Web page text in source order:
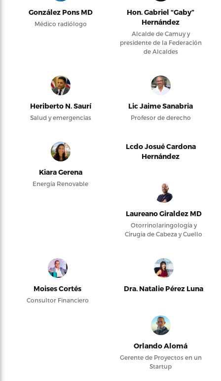
González Pons MD
Médico radiólogo
Hon. Gabriel “Gaby”
Hernández
Alcalde de Camuy y
presidente de la Federación
de Alcaldes
Heriberto N. Saurí
Salud y emergencias
Lic Jaime Sanabria
Profesor de derecho
Kiara Gerena
Energía Renovable
Lcdo Josué Cardona
Hernández
Laureano Giraldez MD
Otorrinolaringología y
Cirugía de Cabeza y Cuello
Moises Cortés
Consultor Financiero
Dra. Natalie Pérez Luna
Orlando Alomá
Gerente de Proyectos en un
Startup